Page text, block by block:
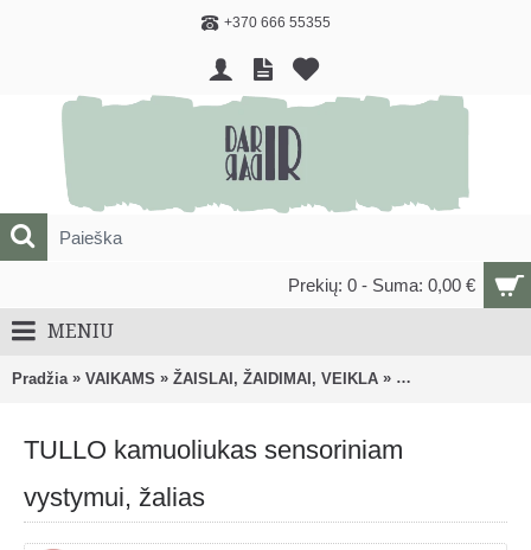
+370 666 55355
Prekių: 0 - Suma: 0,00 €
MENIU
Pradžia » VAIKAMS » ŽAISLAI, ŽAIDIMAI, VEIKLA » Lavinantys,
TULLO kamuoliukas sensoriniam
vystymui, žalias